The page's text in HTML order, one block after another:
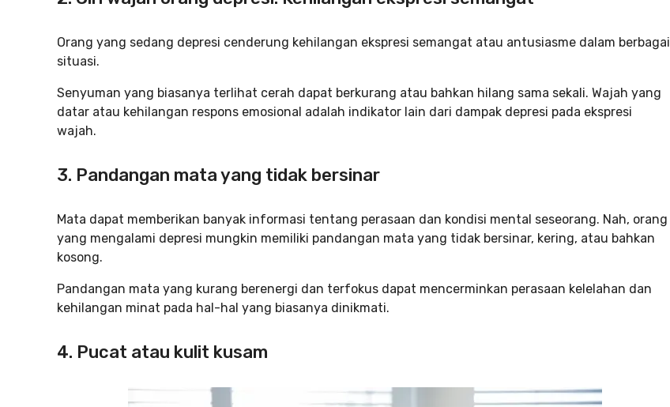
Orang yang sedang depresi cenderung kehilangan ekspresi semangat atau antusiasme dalam berbagai
situasi.
Senyuman yang biasanya terlihat cerah dapat berkurang atau bahkan hilang sama sekali. Wajah yang
datar atau kehilangan respons emosional adalah indikator lain dari dampak depresi pada ekspresi
wajah.
3. Pandangan mata yang tidak bersinar
Mata dapat memberikan banyak informasi tentang perasaan dan kondisi mental seseorang. Nah, orang
yang mengalami depresi mungkin memiliki pandangan mata yang tidak bersinar, kering, atau bahkan
kosong.
Pandangan mata yang kurang berenergi dan terfokus dapat mencerminkan perasaan kelelahan dan
kehilangan minat pada hal-hal yang biasanya dinikmati.
4. Pucat atau kulit kusam